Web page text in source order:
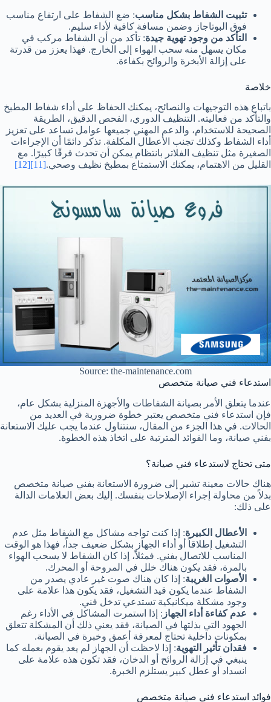
تثبيت الشفاط بشكل مناسب: ضع الشفاط على ارتفاع مناسب
فوق البوتاجاز وضمن مسافة كافية لأداء سليم.
التأكد من وجود تهوية جيدة: تأكد من أن الشفاط مركب في
مكان يسهل منه سحب الهواء إلى الخارج. فهذا يعزز من قدرتة
على إزالة الأبخرة والروائح بكفاءة.
خلاصة
باتباع هذه التوجيهات والنصائح، يمكنك الحفاظ على أداء شفاط المطبخ
والتأكد من فعاليته. التنظيف الدوري، الفحص الدقيق، الطريقة
الصحيحة للاستخدام، والدعم المهني جميعها عوامل تساعد على تعزيز
أداء الشفاط وكذلك تجنب الأعطال المكلفة. تذكر دائمًا أن الإجراءات
الصغيرة مثل تنظيف الفلاتر بانتظام يمكن أن تحدث فرقًا كبيرًا. مع
القليل من الاهتمام، يمكنك الاستمتاع بمطبخ نظيف وصحي.[11]
[12]
Source: the-maintenance.com
استدعاء فني صيانة متخصص
عندما يتعلق الأمر بصيانة الشفاطات والأجهزة المنزلية بشكل عام،
فإن استدعاء فني متخصص يعتبر خطوة ضرورية في العديد من
الحالات. في هذا الجزء من المقال، سنتناول عندما يجب عليك الاستعانة
بفني صيانة، وما الفوائد المترتبة على اتخاذ هذه الخطوة.
متى تحتاج لاستدعاء فني صيانة؟
هناك حالات معينة تشير إلى ضرورة الاستعانة بفني صيانة متخصص
بدلاً من محاولة إجراء الإصلاحات بنفسك. إليك بعض العلامات الدالة
على ذلك:
الأعطال الكبيرة: إذا كنت تواجه مشاكل مع الشفاط مثل عدم
التشغيل إطلاقاً أو أداء الجهاز بشكل ضعيف جداً، فهذا هو الوقت
المناسب للاتصال بفني. فمثلاً، إذا كان الشفاط لا يسحب الهواء
بالمرة، فقد يكون هناك خلل في المروحة أو المحرك.
الأصوات الغريبة: إذا كان هناك صوت غير عادي يصدر من
الشفاط عندما يكون قيد التشغيل، فقد يكون هذا علامة على
وجود مشكلة ميكانيكية تستدعي تدخل فني.
عدم كفاءة أداء الجهاز : إذا استمرت المشاكل في الأداء رغم
الجهود التي بذلتها في الصيانة، فقد يعني ذلك أن المشكلة تتعلق
بمكونات داخلية تحتاج لمعرفة أعمق وخبرة في الصيانة.
فقدان تأثير التهوية: إذا لاحظت أن الجهاز لم يعد يقوم بعمله كما
ينبغي في إزالة الروائح أو الدخان، فقد تكون هذه علامة على
انسداد أو عطل كبير يستلزم الخبرة.
فوائد استدعاء فني صيانة متخصص